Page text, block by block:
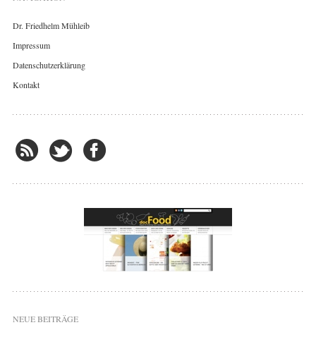
Dr. Friedhelm Mühleib
Impressum
Datenschutzerklärung
Kontakt
NEUE BEITRÄGE